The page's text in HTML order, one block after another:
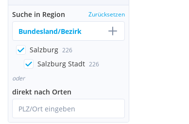
Suche in Region Zurücksetzen
Bundesland/Bezirk
Salzburg 226
Salzburg Stadt 226
oder
direkt nach Orten
PLZ/Ort eingeben